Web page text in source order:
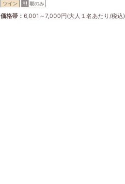
ツイン 朝のみ
価格帯 6,001～7,000円(大人１名あたり/税込)